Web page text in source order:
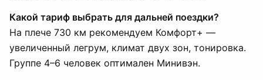
Какой тариф выбрать для дальней поездки?
На плече 730 км рекомендуем Комфорт+ —
увеличенный легрум, климат двух зон, тонировка.
Группе 4–6 человек оптимален Минивэн.